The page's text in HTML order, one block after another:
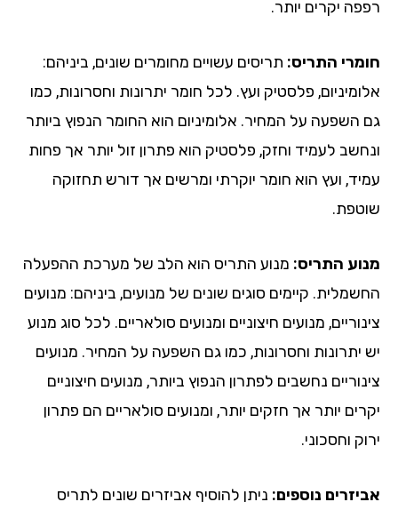
יקרים יותר.
התריס:תריסים עשויים מחומרים שונים, ביניהם:
פלסטיק ועץ. לכל חומר יתרונות וחסרונות, כמו
השפעה על המחיר. אלומיניום הוא החומר הנפוץ ביותר
לעמיד וחזק, פלסטיק הוא פתרון זול יותר אך פחות
ועץ הוא חומר יוקרתי ומרשים אך דורש תחזוקה
התריס:מנוע התריס הוא הלב של מערכת ההפעלה
קיימים סוגים שונים של מנועים, ביניהם: מנועים
מנועים חיצוניים ומנועים סולאריים. לכל סוג מנוע
יתרונות וחסרונות, כמו גם השפעה על המחיר. מנועים
נחשבים לפתרון הנפוץ ביותר, מנועים חיצוניים
יותר אך חזקים יותר, ומנועים סולאריים הם פתרון
וחסכוני.
נוספים:ניתן להוסיף אביזרים שונים לתריס